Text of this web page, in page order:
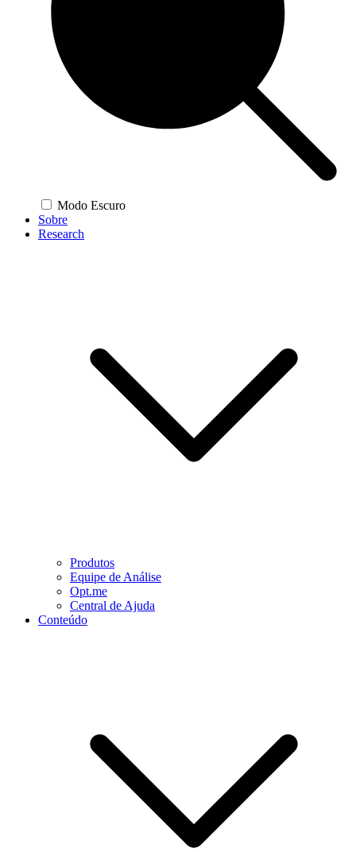
Modo Escuro
Sobre
Research
Produtos
Equipe de Análise
Opt.me
Central de Ajuda
Conteúdo